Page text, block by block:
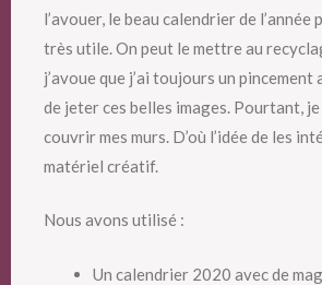
l’avouer, le beau calendrier de l’année
très utile. On peut le mettre au
j’avoue que j’ai toujours un pincement
de jeter ces belles images. Pourtant, je
couvrir mes murs. D’où l’idée de les
matériel créatif.
Nous avons utilisé :
Un calendrier 2020 avec de